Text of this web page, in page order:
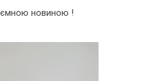
новиною !